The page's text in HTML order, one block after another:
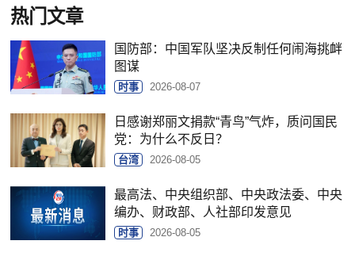
热门文章
国防部：中国军队坚决反制任何闹海挑衅
图谋
时事 2026-08-07
日感谢郑丽文捐款“青鸟”气炸，质问国民
党：为什么不反日？
台湾 2026-08-05
最高法、中央组织部、中央政法委、中央
编办、财政部、人社部印发意见
时事 2026-08-05